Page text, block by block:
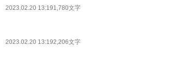
2023.02.20 13:191,780文字
2023.02.20 13:192,206文字